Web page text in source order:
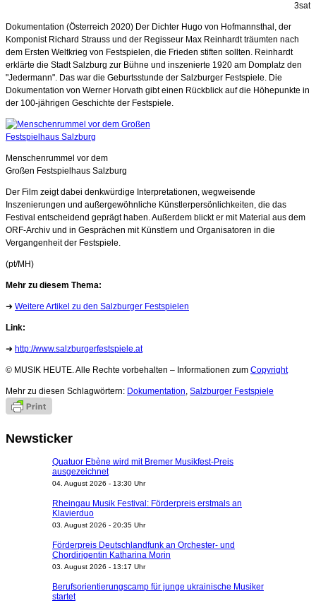
3sat
Dokumentation (Österreich 2020) Der Dichter Hugo von Hofmannsthal, der
Komponist Richard Strauss und der Regisseur Max Reinhardt träumten nach
dem Ersten Weltkrieg von Festspielen, die Frieden stiften sollten. Reinhardt
erklärte die Stadt Salzburg zur Bühne und inszenierte 1920 am Domplatz den
"Jedermann". Das war die Geburtsstunde der Salzburger Festspiele. Die
Dokumentation von Werner Horvath gibt einen Rückblick auf die Höhepunkte in
der 100-jährigen Geschichte der Festspiele.
Menschenrummel vor dem
Großen Festspielhaus Salzburg
Der Film zeigt dabei denkwürdige Interpretationen, wegweisende
Inszenierungen und außergewöhnliche Künstlerpersönlichkeiten, die das
Festival entscheidend geprägt haben. Außerdem blickt er mit Material aus dem
ORF-Archiv und in Gesprächen mit Künstlern und Organisatoren in die
Vergangenheit der Festspiele.
(pt/MH)
Mehr zu diesem Thema:
➜ Weitere Artikel zu den Salzburger Festspielen
Link:
➜ http://www.salzburgerfestspiele.at
© MUSIK HEUTE. Alle Rechte vorbehalten – Informationen zum Copyright
Mehr zu diesen Schlagwörtern: Dokumentation, Salzburger Festspiele
Newsticker
Quatuor Ebène wird mit Bremer Musikfest-Preis
ausgezeichnet
04. August 2026 - 13:30 Uhr
Rheingau Musik Festival: Förderpreis erstmals an
Klavierduo
03. August 2026 - 20:35 Uhr
Förderpreis Deutschlandfunk an Orchester- und
Chordirigentin Katharina Morin
03. August 2026 - 13:17 Uhr
Berufsorientierungscamp für junge ukrainische Musiker
startet